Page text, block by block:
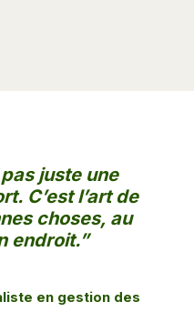
juste une
C’est l’art de
choses, au
endroit.”
en gestion des